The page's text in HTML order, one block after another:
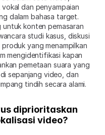
dan penyampaian
dalam bahasa target.
konten pemasaran
studi kasus, diskusi
yang menampilkan
mengidentifikasi kapan
pemetaan suara yang
sepanjang video, dan
tindih secara alami.
diprioritaskan
video?